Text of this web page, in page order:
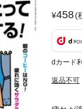
458(
dカード
返品不可